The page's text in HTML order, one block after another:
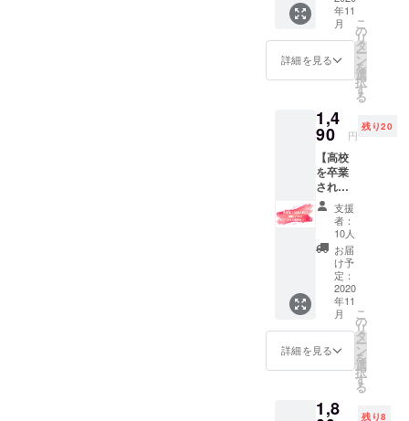
ます。
※メイク
等は事
前にさ
ださ
い。 ※
ご自身
の交通
費はご
負担く
ださ
い。 ※
撮影場
所（23
内）・
日時は
お申し
込み後
に調整
させて
当日は
加人数
分のお
申し込
みをお
制服の
着用は
自由で
す。 ※
全ての
性別の
方にご
利用い
ただけ
ます。
※コスメ
やメイ
ク道具
はご用
意いた
す。 ※
ご自身
負担く
スン
無）】
既に高
校を卒
業され
た方
生・社
会人
等）が
対象の
プラン
です。
普段か
らご自
身でメ
イクを
される
方にオ
スス
メ！ ＜
内容＞
①写真
撮影
写真
年11
月
詳細を見る
こ
の
リ
タ
ー
ン
を
選
択
す
る
1,4
90 円
残り20
【高校
を卒業
された
方対
象！卒
アル写
真撮影
プラン
（メイ
クレッ
スン
有）】
高校を
既に卒
業され
た方
生・社
支援
者：
10人
お届
け予
定：
2020
年11
月
詳細を見る
こ
の
リ
タ
ー
ン
を
選
択
す
る
1,8 残り8